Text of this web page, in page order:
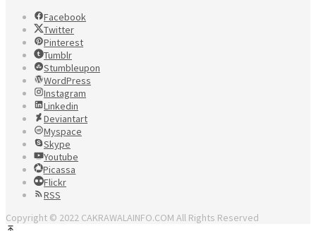
Facebook
Twitter
Pinterest
Tumblr
Stumbleupon
WordPress
Instagram
Linkedin
Deviantart
Myspace
Skype
Youtube
Picassa
Flickr
RSS
Copyright © 2022 CAKRAWALAINFO.COM All Rights Reserved